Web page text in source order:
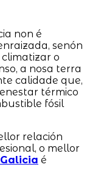
non é
senón
o
a nosa terra
calidade que,
térmico
fósil
relación
o mellor
é